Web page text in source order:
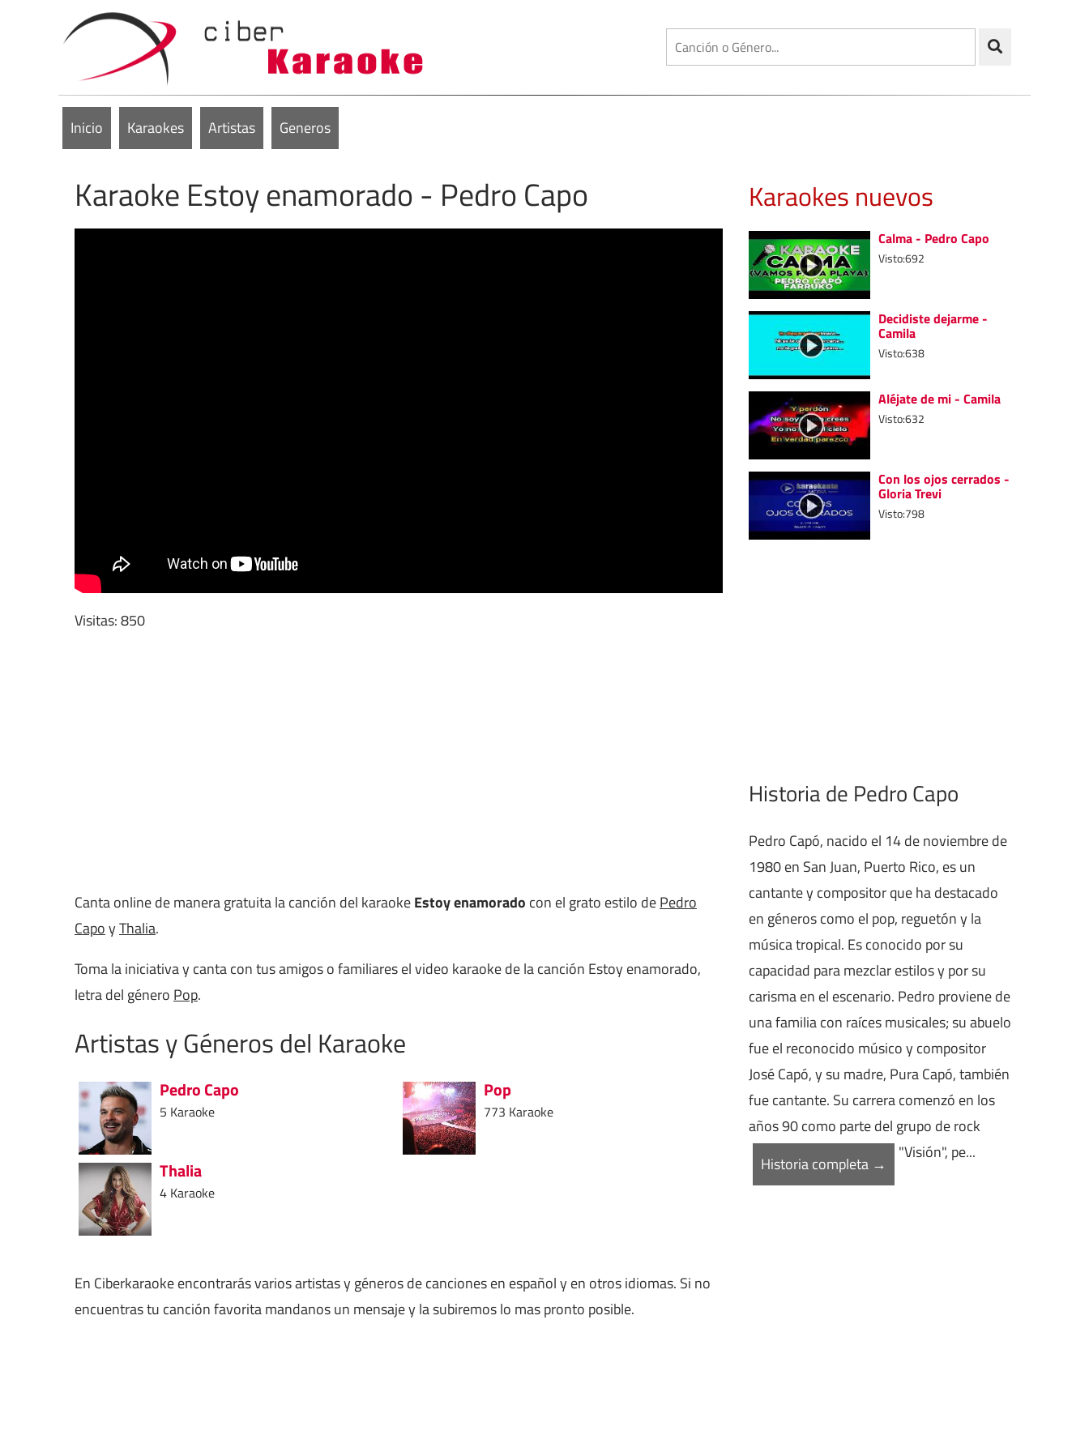
Inicio Karaokes Artistas Generos
Karaoke Estoy enamorado - Pedro Capo
Visitas: 850
Canta online de manera gratuita la canción del karaokeEstoy enamorado con el grato estilo dePedro
CapoyThalia.
Toma la iniciativa y canta con tus amigos o familiares el video karaoke de la canción Estoy enamorado,
letra del género Pop.
Artistas y Géneros del Karaoke
Pedro Capo
5 Karaoke
Thalia
4 Karaoke
Pop
773 Karaoke
En Ciberkaraoke encontrarás varios artistas y géneros de canciones en español y en otros idiomas. Si no
encuentras tu canción favorita mandanos un mensaje y la subiremos lo mas pronto posible.
Karaokes nuevos
Calma - Pedro Capo
Visto:692
Decidiste dejarme -
Camila
Visto:638
Aléjate de mi - Camila
Visto:632
Con los ojos cerrados -
Gloria Trevi
Visto:798
Historia de Pedro Capo
Pedro Capó, nacido el 14 de noviembre de
1980 en San Juan, Puerto Rico, es un
cantante y compositor que ha destacado
en géneros como el pop, reguetón y la
música tropical. Es conocido por su
capacidad para mezclar estilos y por su
carisma en el escenario. Pedro proviene de
una familia con raíces musicales; su abuelo
fue el reconocido músico y compositor
José Capó, y su madre, Pura Capó, también
fue cantante. Su carrera comenzó en los
años 90 como parte del grupo de rock
"Visión", pe...
Historia completa →